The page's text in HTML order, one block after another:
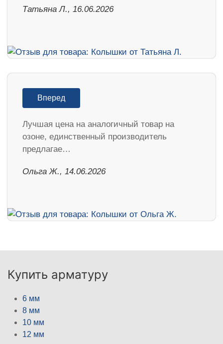
Татьяна Л., 16.06.2026
Вперед
Лучшая цена на аналогичный товар на
озоне, единственный производитель
предлагае…
Ольга Ж., 14.06.2026
Купить арматуру
6 мм
8 мм
10 мм
12 мм